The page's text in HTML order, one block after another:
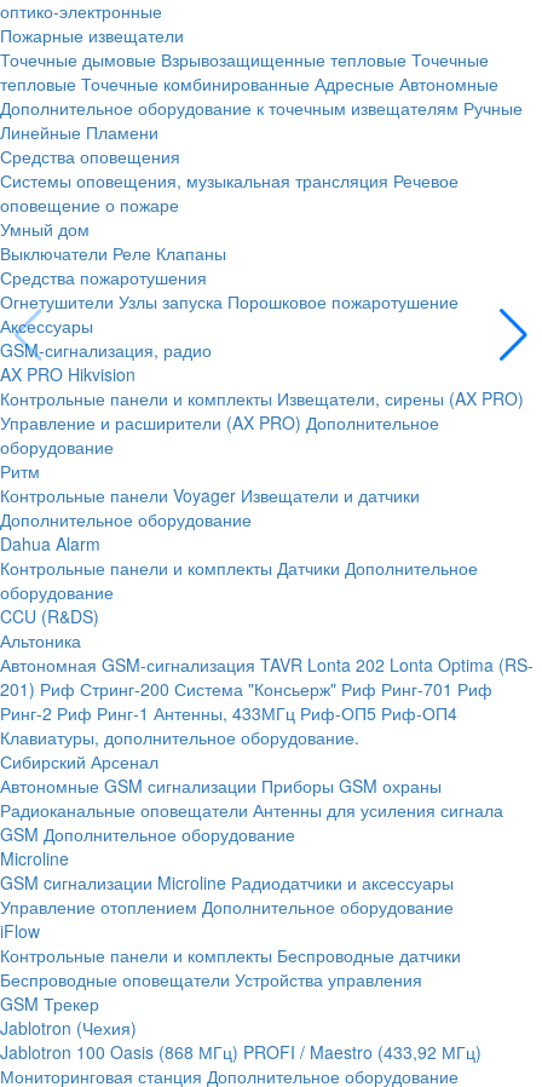
оптико-электронные
Пожарные извещатели
Точечные дымовые Взрывозащищенные тепловые Точечные
тепловые Точечные комбинированные Адресные Автономные
Дополнительное оборудование к точечным извещателям Ручные
Линейные Пламени
Средства оповещения
Системы оповещения, музыкальная трансляция Речевое
оповещение о пожаре
Умный дом
Выключатели Реле Клапаны
Средства пожаротушения
Огнетушители Узлы запуска Порошковое пожаротушение
Аксессуары
GSM-сигнализация, радио
AX PRO Hikvision
Контрольные панели и комплекты Извещатели, сирены (AX PRO)
Управление и расширители (AX PRO) Дополнительное
оборудование
Ритм
Контрольные панели Voyager Извещатели и датчики
Дополнительное оборудование
Dahua Alarm
Контрольные панели и комплекты Датчики Дополнительное
оборудование
CCU (R&DS)
Альтоника
Автономная GSM-сигнализация TAVR Lonta 202 Lonta Optima (RS-
201) Риф Стринг-200 Система "Консьерж" Риф Ринг-701 Риф
Ринг-2 Риф Ринг-1 Антенны, 433МГц Риф-ОП5 Риф-ОП4
Клавиатуры, дополнительное оборудование.
Сибирский Арсенал
Автономные GSM сигнализации Приборы GSM охраны
Радиоканальные оповещатели Антенны для усиления сигнала
GSM Дополнительное оборудование
Microline
GSM cигнализации Microline Радиодатчики и аксессуары
Управление отоплением Дополнительное оборудование
iFlow
Контрольные панели и комплекты Беспроводные датчики
Беспроводные оповещатели Устройства управления
GSM Трекер
Jablotron (Чехия)
Jablotron 100 Oasis (868 МГц) PROFI / Maestro (433,92 МГц)
Мониторинговая станция Дополнительное оборудование